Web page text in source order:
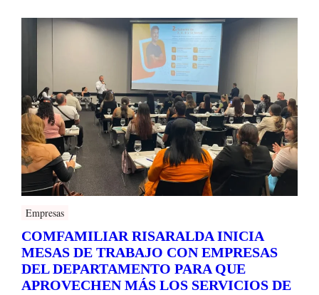
Empresas
COMFAMILIAR RISARALDA INICIA
MESAS DE TRABAJO CON EMPRESAS
DEL DEPARTAMENTO PARA QUE
APROVECHEN MÁS LOS SERVICIOS DE